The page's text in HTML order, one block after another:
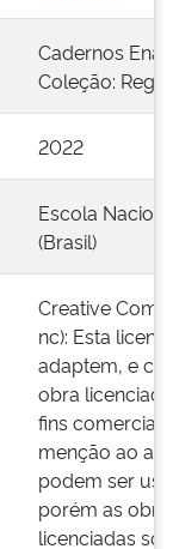
Cadernos
Coleção:
2022
Escola
(Brasil)
Creative
nc): Esta
adaptem, e
obra
fins
menção ao
podem ser
porém as
licenciadas